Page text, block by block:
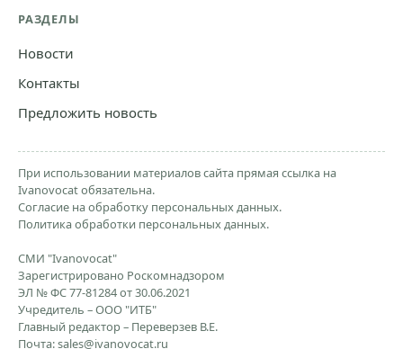
РАЗДЕЛЫ
Новости
Контакты
Предложить новость
При использовании материалов сайта прямая ссылка на
Ivanovocat обязательна.
Согласие на обработку персональных данных.
Политика обработки персональных данных.
СМИ "Ivanovocat"
Зарегистрировано Роскомнадзором
ЭЛ № ФС 77-81284 от 30.06.2021
Учредитель – ООО "ИТБ"
Главный редактор – Переверзев В.Е.
Почта:sales@ivanovocat.ru